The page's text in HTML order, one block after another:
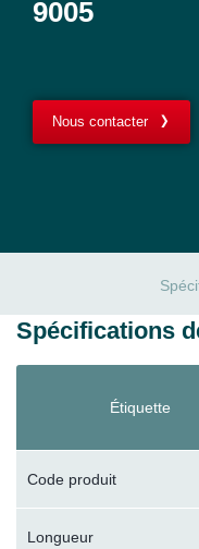
9005
Nous contacter
Spécifications
Étiquette
Code produit
Longueur